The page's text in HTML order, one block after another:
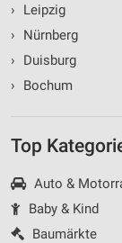
›
Leipzig
›
Nürnberg
›
Duisburg
›
Bochum
Top
Auto &
Baby & Kind
Baumärkte